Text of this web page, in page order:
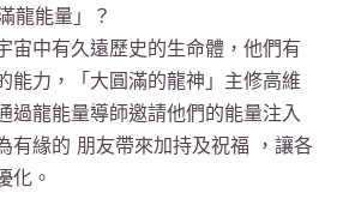
龍能量」？
宙中有久遠歷史的生命體，他們有
能力，「大圓滿的龍神」主修高維
過龍能量導師邀請他們的能量注入
有緣的 朋友帶來加持及祝福 ，讓各
化。